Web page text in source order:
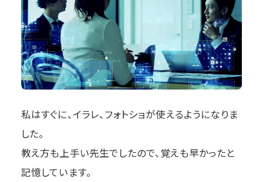
私はすぐに、イラレ、フォトショが使えるようになりま
した。
教え方も上手い先生でしたので、覚えも早かったと
記憶しています。